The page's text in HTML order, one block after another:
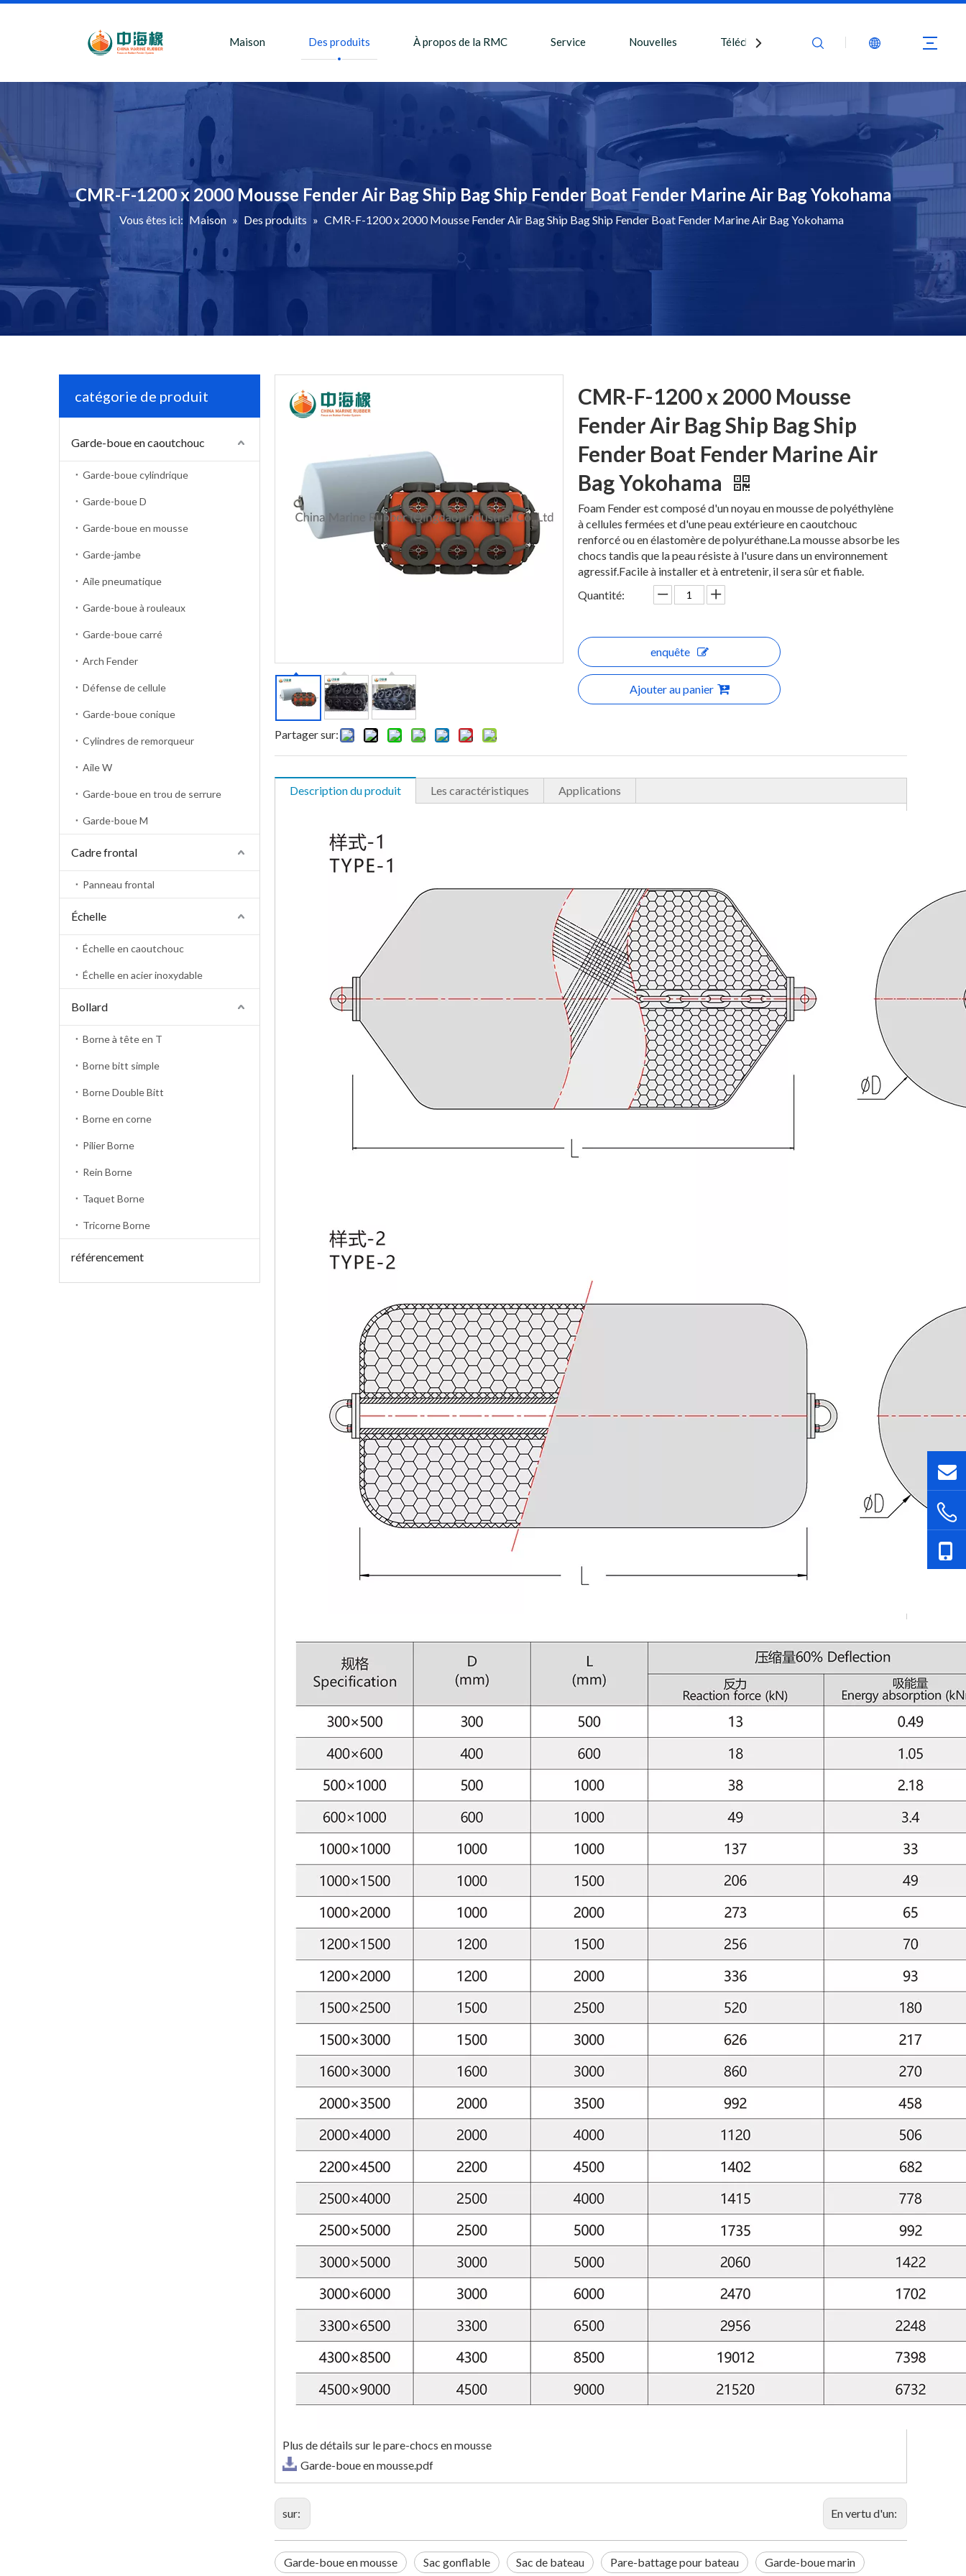
Maison Des produits À propos de la RMC Service Nouvelles Télécharger Nous contacter
CMR-F-1200 x 2000 Mousse Fender Air Bag Ship Bag Ship Fender Boat Fender Marine Air Bag Yokohama
Vous êtes ici: Maison » Des produits » CMR-F-1200 x 2000 Mousse Fender Air Bag Ship Bag Ship Fender Boat Fender Marine Air Bag Yokohama
catégorie de produit
Garde-boue en caoutchouc
Garde-boue cylindrique
Garde-boue D
Garde-boue en mousse
Garde-jambe
Aile pneumatique
Garde-boue à rouleaux
Garde-boue carré
Arch Fender
Défense de cellule
Garde-boue conique
Cylindres de remorqueur
Aile W
Garde-boue en trou de serrure
Garde-boue M
Cadre frontal
Panneau frontal
Échelle
Échelle en caoutchouc
Échelle en acier inoxydable
Bollard
Borne à tête en T
Borne bitt simple
Borne Double Bitt
Borne en corne
Pilier Borne
Rein Borne
Taquet Borne
Tricorne Borne
référencement
Partager sur:
CMR-F-1200 x 2000 Mousse
Fender Air Bag Ship Bag Ship
Fender Boat Fender Marine Air
Bag Yokohama
Foam Fender est composé d'un noyau en mousse de polyéthylène
à cellules fermées et d'une peau extérieure en caoutchouc
renforcé ou en élastomère de polyuréthane.La mousse absorbe les
chocs tandis que la peau résiste à l'usure dans un environnement
agressif.Facile à installer et à entretenir, il sera sûr et fiable.
Quantité:
enquête
Ajouter au panier
Description du produit Les caractéristiques Applications
Plus de détails sur le pare-chocs en mousse
Garde-boue en mousse.pdf
sur: En vertu d'un:
Garde-boue en mousse Sac gonflable Sac de bateau Pare-battage pour bateau Garde-boue marin